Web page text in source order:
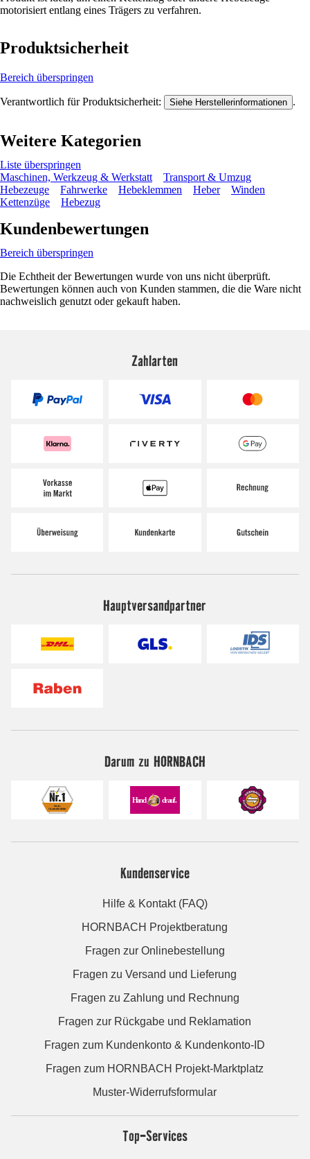
motorisiert entlang eines Trägers zu verfahren.
Produktsicherheit
Bereich überspringen
Verantwortlich für Produktsicherheit: Siehe Herstellerinformationen .
Weitere Kategorien
Liste überspringen
Maschinen, Werkzeug & Werkstatt
Transport & Umzug
Hebezeuge
Fahrwerke Hebeklemmen Heber
Winden
Kettenzüge
Hebezug
Kundenbewertungen
Bereich überspringen
Die Echtheit der Bewertungen wurde von uns nicht überprüft.
Bewertungen können auch von Kunden stammen, die die Ware nicht
nachweislich genutzt oder gekauft haben.
Zahlarten
Hauptversandpartner
Darum zu HORNBACH
Kundenservice
Hilfe & Kontakt (FAQ)
HORNBACH Projektberatung
Fragen zur Onlinebestellung
Fragen zu Versand und Lieferung
Fragen zu Zahlung und Rechnung
Fragen zur Rückgabe und Reklamation
Fragen zum Kundenkonto & Kundenkonto-ID
Fragen zum HORNBACH Projekt-Marktplatz
Muster-Widerrufsformular
Top-Services